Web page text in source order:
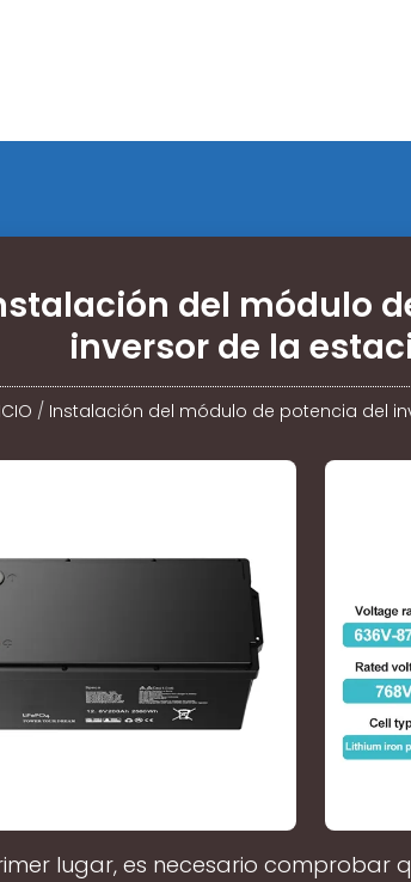
del módulo
inversor de la
/ Instalación del módulo de potencia del
lugar, es necesario comprobar